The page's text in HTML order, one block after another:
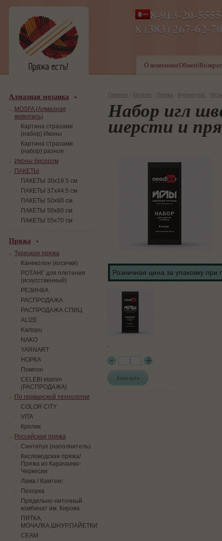
8-913-20-
8 (383) 267-
ПН-ПТ 8-17,СБ-ВС 9-
О
Главная Каталог Пряжа Фурнитура
Набор игл
шерсти и
Розничная цена за упаковку при
-
Заказать
Алмазная мозаика
MOSFA (Алмазная
живопись)
Картина стразами
(набор) Иконы
Картина стразами
(набор) разное
Иконы бисером
ПАКЕТЫ
ПАКЕТЫ 30х19.5 см
ПАКЕТЫ 37х44.5 см
ПАКЕТЫ 50х60 см
ПАКЕТЫ 50х60 см
ПАКЕТЫ 55х70 см
Пряжа
Турецкая пряжа
Канеколон (косички)
РОТАНГ для плетения
(искусственный)
PЕЗИНКА
РАСПРОДАЖА
РАСПРОДАЖА СПИЦ
ALIZE
Kartopu
NAKO
YARNART
НОРКА
Помпон
СELEBI etamin
(РАСПРОДАЖА)
По германской технологии
COLOR CITY
VITA
Кролик
Российская пряжа
Синтепух (наполнитель)
Кисловодская пряжа/
Пряжа из Карачаево-
Черкесии
Лама / Камтекс
Пехорка
Прядильно-ниточный
комбинат им. Кирова
ПЯТКА,
МОЧАЛКА,ШНУР,ПАЙЕТКИ
СЕАМ